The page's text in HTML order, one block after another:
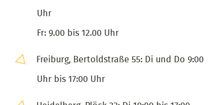
Uhr
Fr: 9.00 bis 12.00 Uhr
Freiburg, Bertoldstraße 55: Di und Do 9:00
Uhr bis 17:00 Uhr